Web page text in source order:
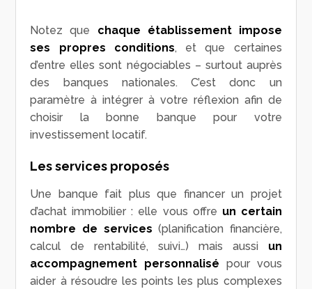
Notez que chaque établissement impose
ses propres conditions, et que certaines
d’entre elles sont négociables – surtout auprès
des banques nationales. C’est donc un
paramètre à intégrer à votre réflexion afin de
choisir la bonne banque pour votre
investissement locatif.
Les services proposés
Une banque fait plus que financer un projet
d’achat immobilier : elle vous offre un certain
nombre de services (planification financière,
calcul de rentabilité, suivi…) mais aussi un
accompagnement personnalisé pour vous
aider à résoudre les points les plus complexes